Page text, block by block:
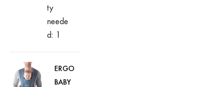
ty
neede
d: 1
ERGO
BABY